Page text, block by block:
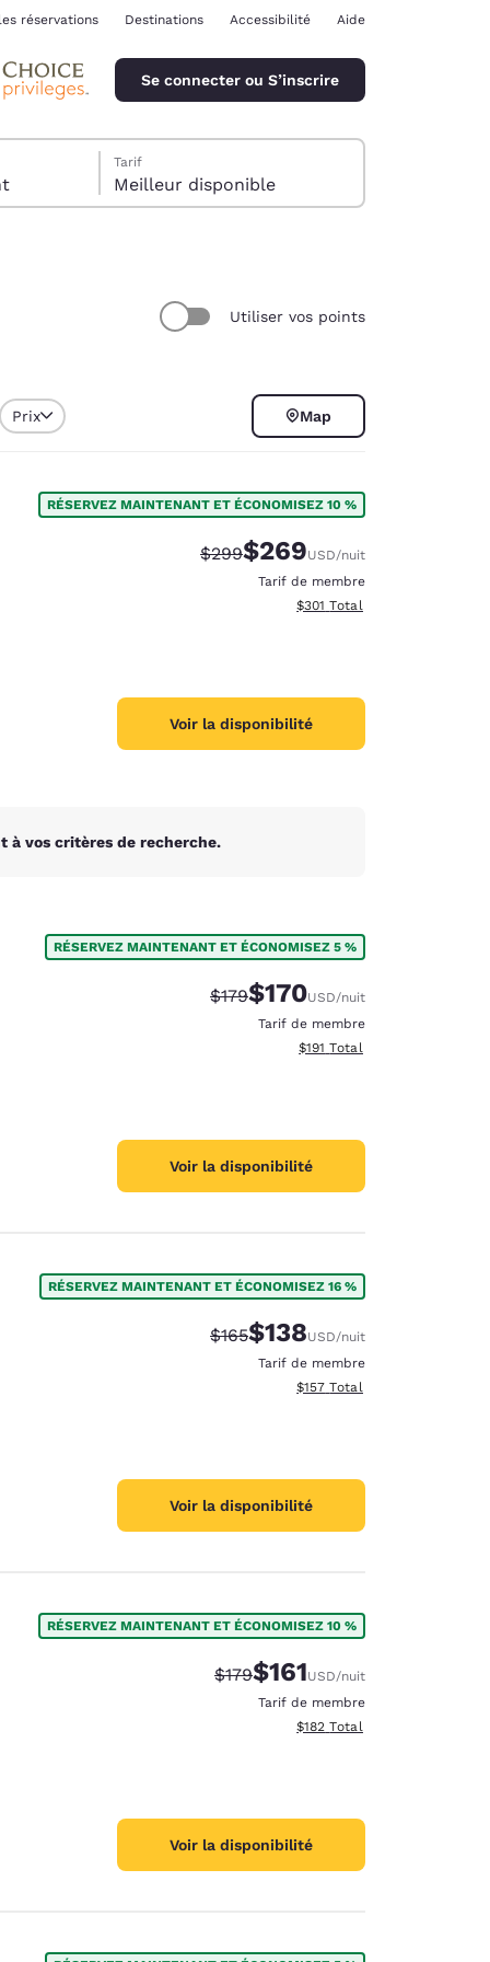
réservations Destinations Accessibilité Aide
Se connecter ou S’inscrire
Tarif
Meilleur disponible
Utiliser vos points
Prix Map
RÉSERVEZ MAINTENANT ET ÉCONOMISEZ 10 %
Tarif barré :
$299Tarif réduit :
$269USD/nuit
Tarif de membre
Afficher les détails totaux
$301 Total
Voir la disponibilité
à vos critères de recherche.
RÉSERVEZ MAINTENANT ET ÉCONOMISEZ 5 %
Tarif barré :
$179Tarif réduit :
$170USD/nuit
Tarif de membre
Afficher les détails totaux
$191 Total
Voir la disponibilité
RÉSERVEZ MAINTENANT ET ÉCONOMISEZ 16 %
Tarif barré :
$165Tarif réduit :
$138USD/nuit
Tarif de membre
Afficher les détails totaux
$157 Total
Voir la disponibilité
RÉSERVEZ MAINTENANT ET ÉCONOMISEZ 10 %
Tarif barré :
$179Tarif réduit :
$161USD/nuit
Tarif de membre
Afficher les détails totaux
$182 Total
Voir la disponibilité